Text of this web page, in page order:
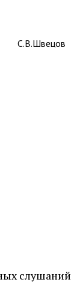
слушаний